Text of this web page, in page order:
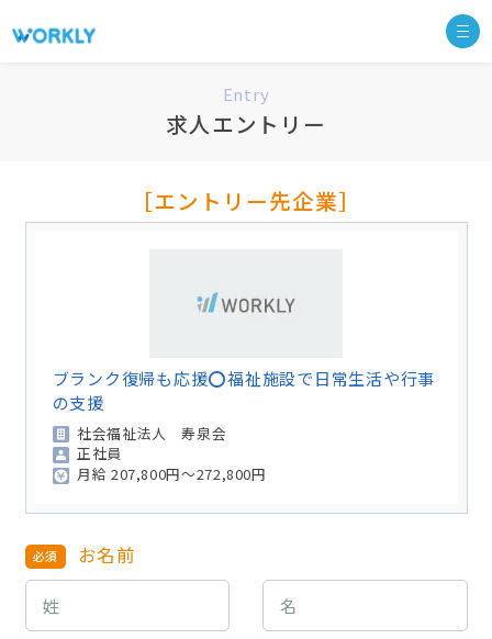
HOME
Entry
求人エントリー
［エントリー先企業］
ブランク復帰も応援⭕福祉施設で日常生活や行事
の支援
社会福祉法人 寿泉会
正社員
月給 207,800円～272,800円
お名前